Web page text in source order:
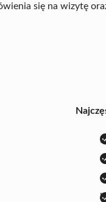
się na wizytę